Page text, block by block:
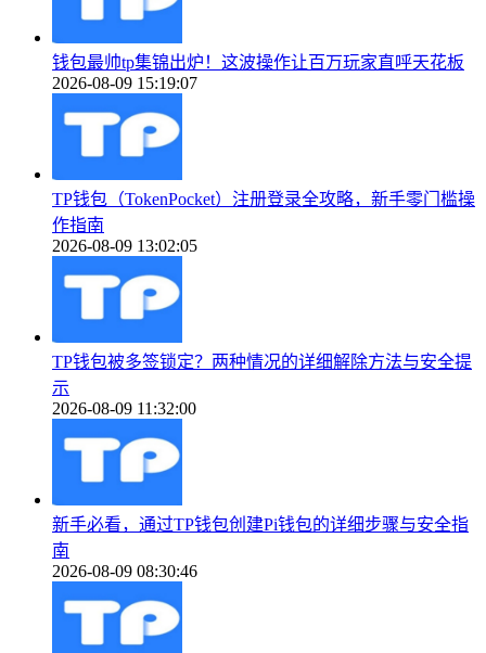
钱包最帅tp集锦出炉！这波操作让百万玩家直呼天花板
2026-08-09 15:19:07
TP钱包（TokenPocket）注册登录全攻略，新手零门槛操
作指南
2026-08-09 13:02:05
TP钱包被多签锁定？两种情况的详细解除方法与安全提
示
2026-08-09 11:32:00
新手必看，通过TP钱包创建Pi钱包的详细步骤与安全指
南
2026-08-09 08:30:46